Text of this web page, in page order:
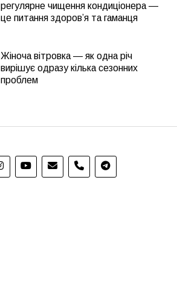
регулярне чищення кондиціонера —
це питання здоров’я та гаманця
Жіноча вітровка — як одна річ
вирішує одразу кілька сезонних
проблем
phone